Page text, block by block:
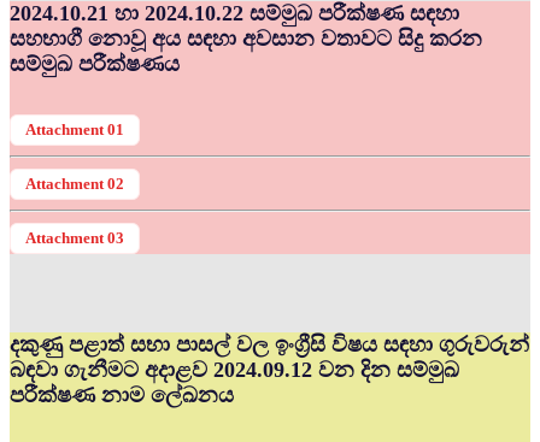
2024.10.21 හා 2024.10.22 සම්මුඛ පරීක්ෂණ සඳහා
සහභාගී නොවූ අය සඳහා අවසාන වතාවට සිදු කරන
සම්මුඛ පරීක්ෂණය
Attachment 01
Attachment 02
Attachment 03
දකුණු පළාත් සභා පාසල් වල ඉංග්‍රීසි විෂය සඳහා ගුරුවරුන්
බඳවා ගැනීමට අදාළව 2024.09.12 වන දින සම්මුඛ
පරීක්ෂණ නාම ලේඛනය